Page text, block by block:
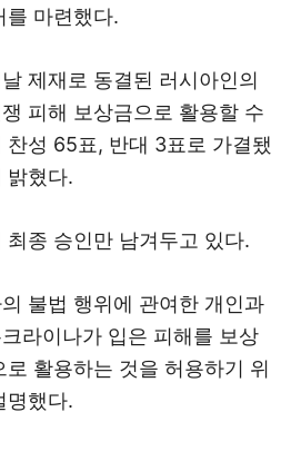
를 마련했다.
제재로 동결된 러시아인의
피해 보상금으로 활용할 수
찬성 65표, 반대 3표로 가결됐
밝혔다.
최종 승인만 남겨두고 있다.
불법 행위에 관여한 개인과
라이나가 입은 피해를 보상
활용하는 것을 허용하기 위
명했다.